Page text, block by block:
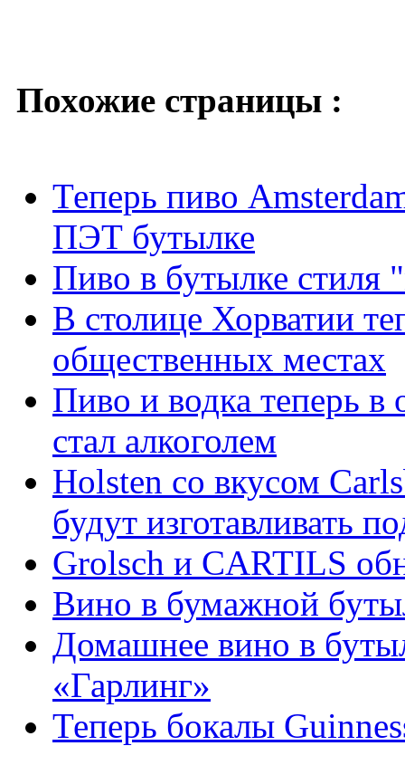
Похожие страницы :
Теперь пиво
ПЭТ бутылке
Пиво в бутылке стиля
В столице Хорватии
общественных местах
Пиво и водка теперь
стал алкоголем
Holsten со вкусом
будут изготавливать
Grolsch и CARTILS
Вино в бумажной
Домашнее вино в
«Гарлинг»
Теперь бокалы